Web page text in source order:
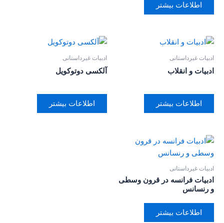
اطلاعات بیشتر
ادبیات غیرداستانی
ادبیات و انقلاب
اطلاعات بیشتر
ادبیات غیرداستانی
آلکسی دوتوکویل
اطلاعات بیشتر
ادبیات غیرداستانی
ادبیات فرانسه در قرون وسطی
و رنسانس
اطلاعات بیشتر